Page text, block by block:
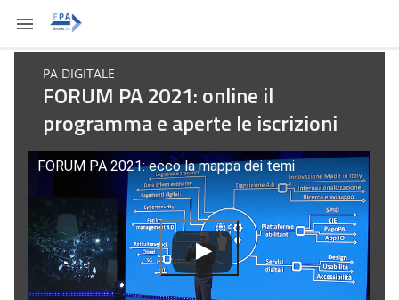
PA DIGITALE
FORUM PA 2021: online il
programma e aperte le iscrizioni
FORUM PA 2021: ecco la mappa dei temi